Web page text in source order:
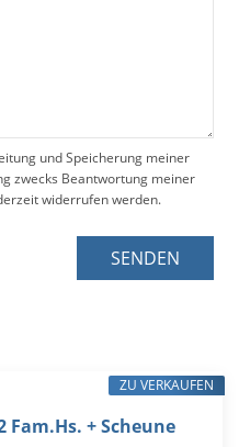
und Speicherung meiner
zwecks Beantwortung meiner
widerrufen werden.
SENDEN
Fam.Hs. + Scheune
ZU VERKAUFEN